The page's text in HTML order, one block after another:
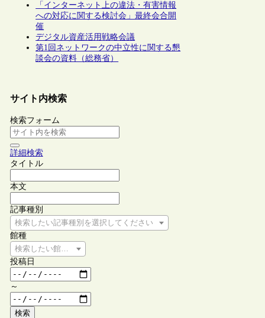
「インターネット上の違法・有害情報
への対応に関する検討会」最終会合開
催
デジタル資産活用戦略会議
第1回ネットワークの中立性に関する懇
談会の資料（総務省）
サイト内検索
検索フォーム
詳細検索
タイトル
本文
記事種別
検索したい記事種別を選択してください
館種
検索したい館種を選択してください
投稿日
～
検索